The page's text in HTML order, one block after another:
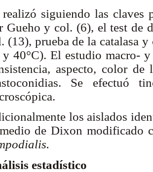
realizó siguiendo las claves
Gueho y col. (6), el test de
(13), prueba de la catalasa
y 40°C). El estudio macro-
aspecto, color
Se efectuó
los aislados
de Dixon modificado
estadístico